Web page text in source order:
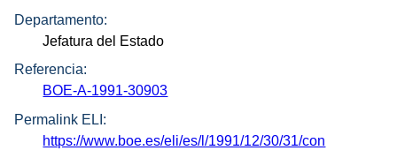
Departamento:
Jefatura del Estado
Referencia:
BOE-A-1991-30903
Permalink ELI:
https://www.boe.es/eli/es/l/1991/12/30/31/con